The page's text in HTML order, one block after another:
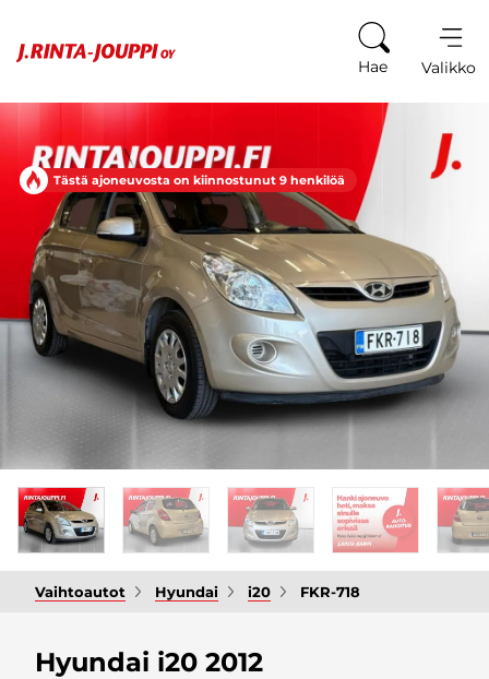
Hae Valikko
Tästä ajoneuvosta on kiinnostunut 9 henkilöä
Vaihtoautot Hyundai i20 FKR-718
Hyundai i20 2012